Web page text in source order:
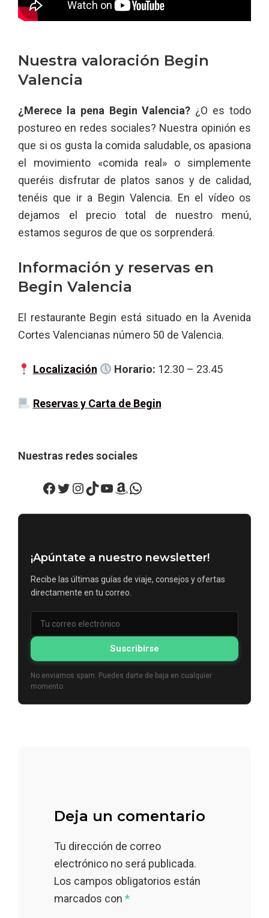
Nuestra valoración Begin
Valencia
¿Merece la pena Begin Valencia? ¿O es todo
postureo en redes sociales? Nuestra opinión es
que si os gusta la comida saludable, os apasiona
el movimiento «comida real» o simplemente
queréis disfrutar de platos sanos y de calidad,
tenéis que ir a Begin Valencia. En el vídeo os
dejamos el precio total de nuestro menú,
estamos seguros de que os sorprenderá.
Información y reservas en
Begin Valencia
El restaurante Begin está situado en la Avenida
Cortes Valencianas número 50 de Valencia.
Localización Horario: 12.30 – 23.45
Reservas y Carta de Begin
Nuestras redes sociales
Facebook
Twitter
Instagram
TikTok
YouTube
Amazon
WhatsApp
¡Apúntate a nuestro newsletter!
Recibe las últimas guías de viaje, consejos y ofertas
directamente en tu correo.
Suscribirse
No enviamos spam. Puedes darte de baja en cualquier
momento.
Deja un comentario
Tu dirección de correo
electrónico no será publicada.
Los campos obligatorios están
marcados con *